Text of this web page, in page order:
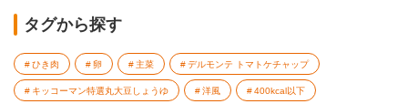
タグから探す
ひき肉 卵 主菜 デルモンテ トマトケチャップ
キッコーマン特選丸大豆しょうゆ 洋風 400kcal以下